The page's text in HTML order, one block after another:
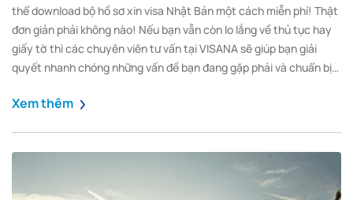
thể download bộ hồ sơ xin visa Nhật Bản một cách miễn phí! Thật
đơn giản phải không nào! Nếu bạn vẫn còn lo lắng về thủ tục hay
giấy tờ thì các chuyên viên tư vấn tại VISANA sẽ giúp bạn giải
quyết nhanh chóng những vấn đề bạn đang gặp phải và chuẩn bị
bạn là cao nhất.
Xem thêm